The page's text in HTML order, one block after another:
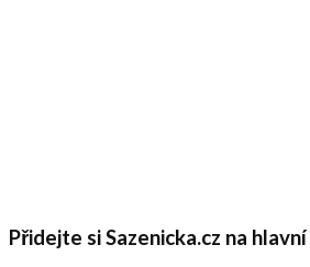
Přidejte si Sazenicka.cz na